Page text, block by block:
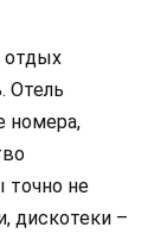
отдых
Отель
номера,
точно не
дискотеки –